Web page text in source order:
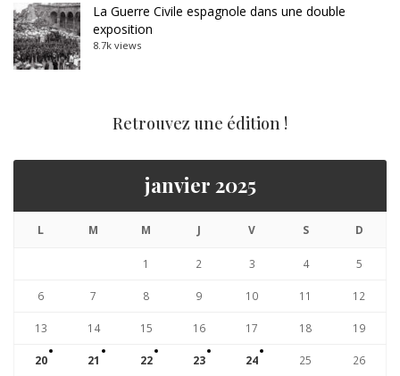
La Guerre Civile espagnole dans une double
exposition
8.7k views
Retrouvez une édition !
janvier 2025
L M M J V S D
1 2 3 4 5
6 7 8 9 10 11 12
13 14 15 16 17 18 19
20 21 22 23 24 25 26